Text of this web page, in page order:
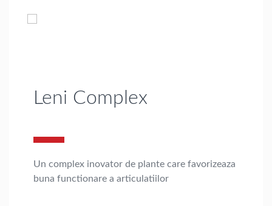
Leni Complex
Un complex inovator de plante care favorizeaza
buna functionare a articulatiilor